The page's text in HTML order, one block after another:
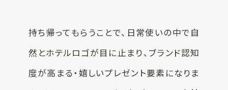
持ち帰ってもらうことで、日常使いの中で自
然とホテルロゴが目に止まり、ブランド認知
度が高まる・嬉しいプレゼント要素になりま